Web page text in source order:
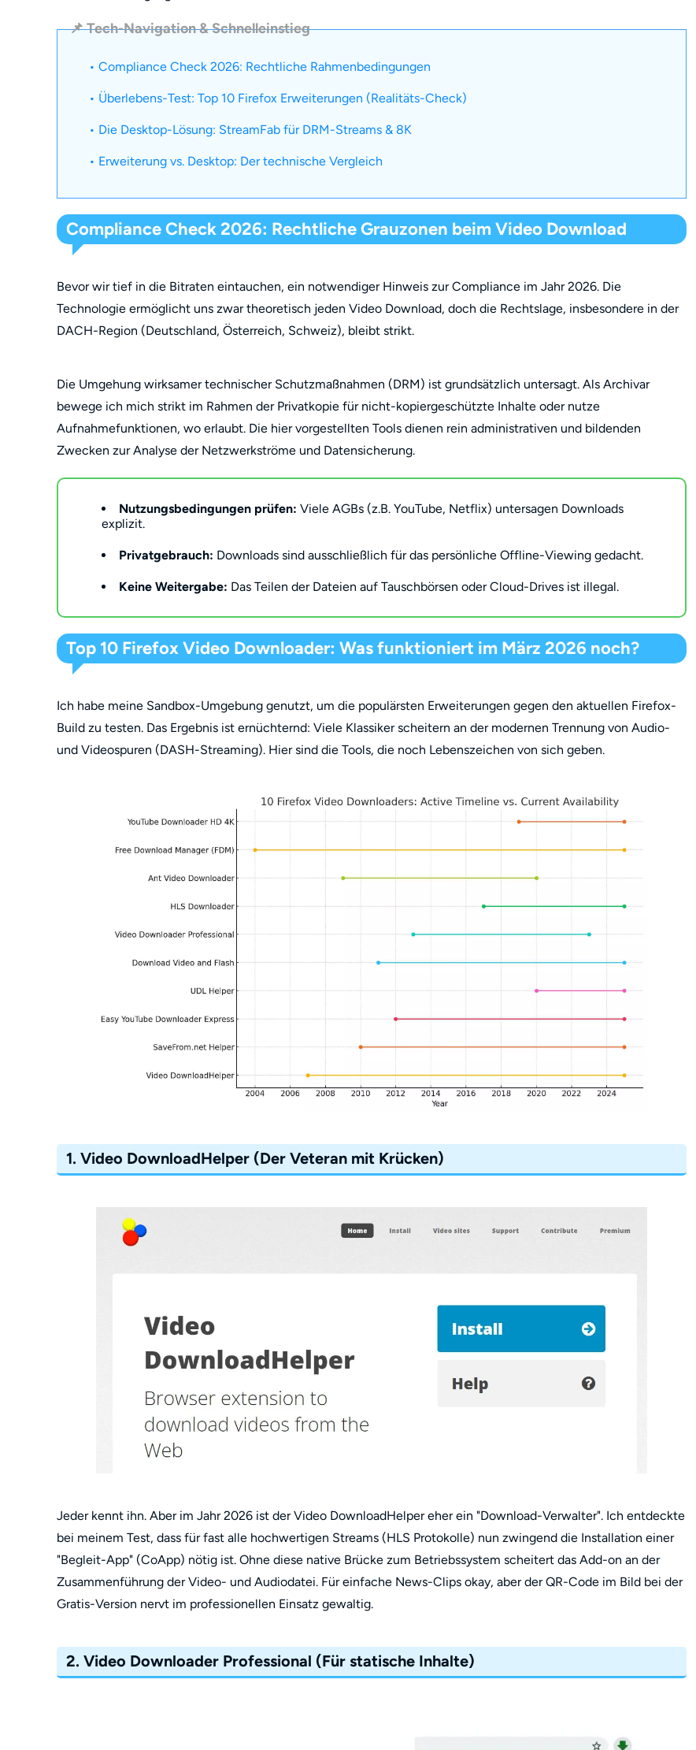
📌 Tech-Navigation & Schnelleinstieg
• Compliance Check 2026: Rechtliche Rahmenbedingungen
• Überlebens-Test: Top 10 Firefox Erweiterungen (Realitäts-Check)
• Die Desktop-Lösung: StreamFab für DRM-Streams & 8K
• Erweiterung vs. Desktop: Der technische Vergleich
Compliance Check 2026: Rechtliche Grauzonen beim Video Download
Bevor wir tief in die Bitraten eintauchen, ein notwendiger Hinweis zur Compliance im Jahr 2026. Die
Technologie ermöglicht uns zwar theoretisch jeden Video Download, doch die Rechtslage, insbesondere in der
DACH-Region (Deutschland, Österreich, Schweiz), bleibt strikt.
Die Umgehung wirksamer technischer Schutzmaßnahmen (DRM) ist grundsätzlich untersagt. Als Archivar
bewege ich mich strikt im Rahmen der Privatkopie für nicht-kopiergeschützte Inhalte oder nutze
Aufnahmefunktionen, wo erlaubt. Die hier vorgestellten Tools dienen rein administrativen und bildenden
Zwecken zur Analyse der Netzwerkströme und Datensicherung.
Nutzungsbedingungen prüfen: Viele AGBs (z.B. YouTube, Netflix) untersagen Downloads
explizit.
Privatgebrauch: Downloads sind ausschließlich für das persönliche Offline-Viewing gedacht.
Keine Weitergabe: Das Teilen der Dateien auf Tauschbörsen oder Cloud-Drives ist illegal.
Top 10 Firefox Video Downloader: Was funktioniert im März 2026 noch?
Ich habe meine Sandbox-Umgebung genutzt, um die populärsten Erweiterungen gegen den aktuellen Firefox-
Build zu testen. Das Ergebnis ist ernüchternd: Viele Klassiker scheitern an der modernen Trennung von Audio-
und Videospuren (DASH-Streaming). Hier sind die Tools, die noch Lebenszeichen von sich geben.
1. Video DownloadHelper (Der Veteran mit Krücken)
Jeder kennt ihn. Aber im Jahr 2026 ist der Video DownloadHelper eher ein "Download-Verwalter". Ich entdeckte
bei meinem Test, dass für fast alle hochwertigen Streams (HLS Protokolle) nun zwingend die Installation einer
"Begleit-App" (CoApp) nötig ist. Ohne diese native Brücke zum Betriebssystem scheitert das Add-on an der
Zusammenführung der Video- und Audiodatei. Für einfache News-Clips okay, aber der QR-Code im Bild bei der
Gratis-Version nervt im professionellen Einsatz gewaltig.
2. Video Downloader Professional (Für statische Inhalte)